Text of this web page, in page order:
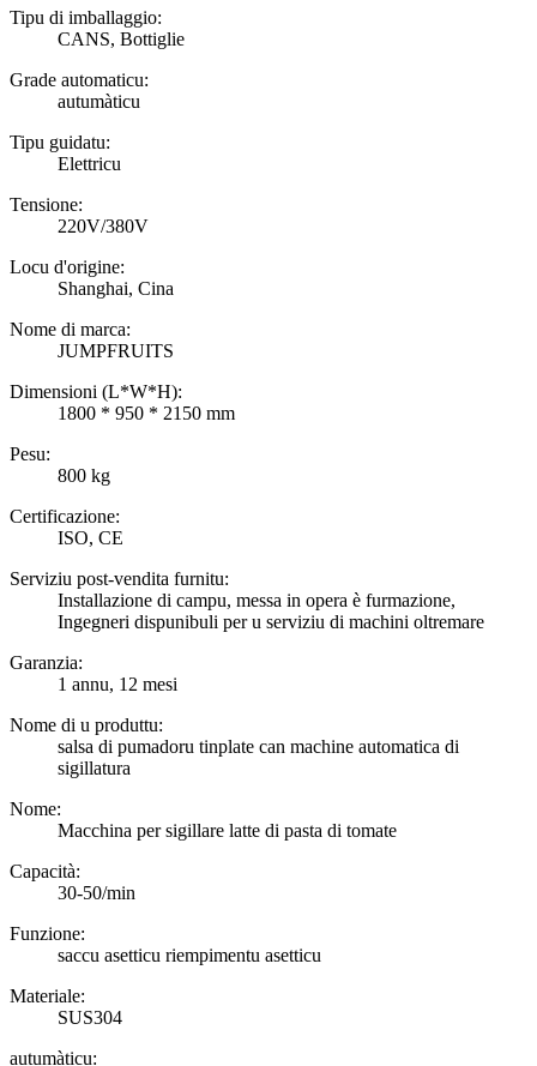
Tipu di imballaggio:
CANS, Bottiglie
Grade automaticu:
autumàticu
Tipu guidatu:
Elettricu
Tensione:
220V/380V
Locu d'origine:
Shanghai, Cina
Nome di marca:
JUMPFRUITS
Dimensioni (L*W*H):
1800 * 950 * 2150 mm
Pesu:
800 kg
Certificazione:
ISO, CE
Serviziu post-vendita furnitu:
Installazione di campu, messa in opera è furmazione,
Ingegneri dispunibuli per u serviziu di machini oltremare
Garanzia:
1 annu, 12 mesi
Nome di u produttu:
salsa di pumadoru tinplate can machine automatica di
sigillatura
Nome:
Macchina per sigillare latte di pasta di tomate
Capacità:
30-50/min
Funzione:
saccu asetticu riempimentu asetticu
Materiale:
SUS304
autumàticu: